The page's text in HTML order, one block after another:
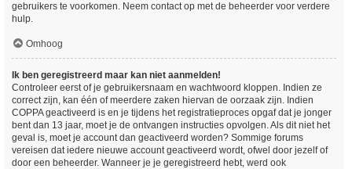
gebruikers te voorkomen. Neem contact op met de beheerder voor verdere
hulp.
Omhoog
Ik ben geregistreerd maar kan niet aanmelden!
Controleer eerst of je gebruikersnaam en wachtwoord kloppen. Indien ze
correct zijn, kan één of meerdere zaken hiervan de oorzaak zijn. Indien
COPPA geactiveerd is en je tijdens het registratieproces opgaf dat je jonger
bent dan 13 jaar, moet je de ontvangen instructies opvolgen. Als dit niet het
geval is, moet je account dan geactiveerd worden? Sommige forums
vereisen dat iedere nieuwe account geactiveerd wordt, ofwel door jezelf of
door een beheerder. Wanneer je je geregistreerd hebt, werd ook